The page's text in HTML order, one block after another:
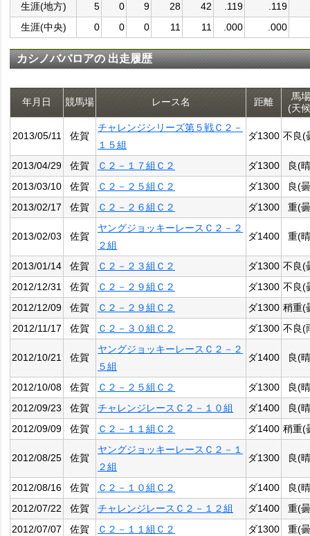
生涯(地方)
5 0 9 28 42 .119
.119
生涯(中央)
0 0 0 11 11 .000 .000
カシノババロアの 出走履歴
年月日 競馬場 レース名 距離
馬場
(天
2013/05/11 佐賀
チャレンジシリーズ第５戦Ｃ２－
１５組
ダ1300 不良(
2013/04/29 佐賀 Ｃ２－１７組Ｃ２ ダ1300
良(
2013/03/10
佐賀 Ｃ２－２５組Ｃ２ ダ1300
良(
2013/02/17
佐賀 Ｃ２－２６組Ｃ２ ダ1300 重(
2013/02/03 佐賀
ヤングジョッキーレースＣ２－２
２組
ダ1400 重(
2013/01/14 佐賀 Ｃ２－２３組Ｃ２ ダ1300 不良(
2012/12/31
佐賀 Ｃ２－２９組Ｃ２ ダ1300 不良(
2012/12/09
佐賀 Ｃ２－２９組Ｃ２ ダ1300 稍重(
2012/11/17
佐賀 Ｃ２－３０組Ｃ２ ダ1300 不良(
2012/10/21 佐賀
ヤングジョッキーレースＣ２－２
５組
ダ1400 良(
2012/10/08 佐賀 Ｃ２－２５組Ｃ２ ダ1300
良(
2012/09/23
佐賀 チャレンジレースＣ２－１０組 ダ1400
良(
2012/09/09
佐賀 Ｃ２－１１組Ｃ２ ダ1400 稍重(
2012/08/25 佐賀
ヤングジョッキーレースＣ２－１
２組
ダ1300 良(
2012/08/16 佐賀 Ｃ２－１０組Ｃ２ ダ1400
良(
2012/07/22
佐賀 チャレンジレースＣ２－１２組 ダ1400
重(
2012/07/07
佐賀 Ｃ２－１１組Ｃ２ ダ1300 重(